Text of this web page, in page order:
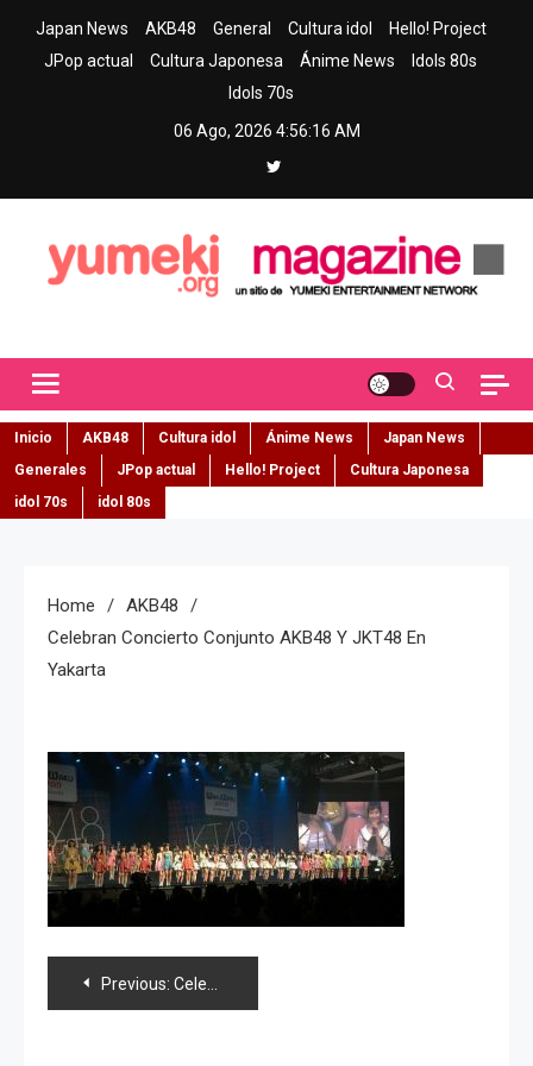
Japan News AKB48 General Cultura idol
Hello! Project
JPop actual
Cultura Japonesa Ánime News
Idols 80s
Idols 70s
06 Ago, 2026 4:56:17 AM
Inicio AKB48 Cultura idol Ánime News
Japan News
Generales
JPop actual Hello! Project
Cultura Japonesa
idol 70s
idol 80s
Home
AKB48
Celebran Concierto Conjunto AKB48 Y JKT48 En
Yakarta
Navegación
Previous: Celebran concierto conjunto AKB48 y JKT48 en Yakarta